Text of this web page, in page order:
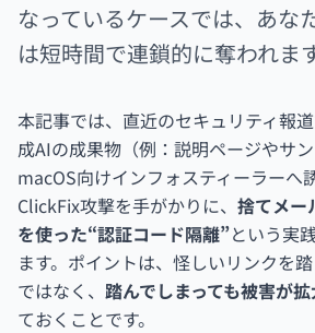
なっているケースでは、あな
は短時間で連鎖的に奪われます
本記事では、直近のセキュリティ報
成AIの成果物（例：説明ページやサン
macOS向けインフォスティーラーへ
ClickFix攻撃を手がかりに、 捨てメー
を使った“認証コード隔離”という実
ます。ポイントは、怪しいリンクを
ではなく、 踏んでしまっても被害が
ておくことです。